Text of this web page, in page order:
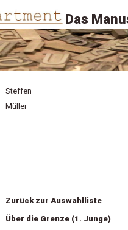
Das
Steffen
Müller
Zurück zur Auswahlliste
Über die Grenze (1. Junge)